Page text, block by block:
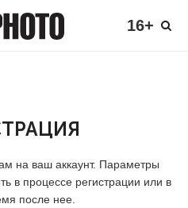
16+
на ваш аккаунт. Параметры
в процессе регистрации или в
после нее.